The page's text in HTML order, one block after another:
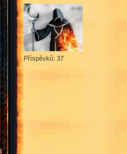
Příspěvků: 37